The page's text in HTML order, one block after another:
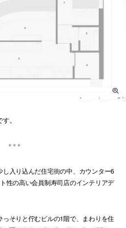
。
入り込んだ住宅街の中、カウンター6
性の高い会員制寿司店のインテリアデ
そりと佇むビルの1階で、まわりを住